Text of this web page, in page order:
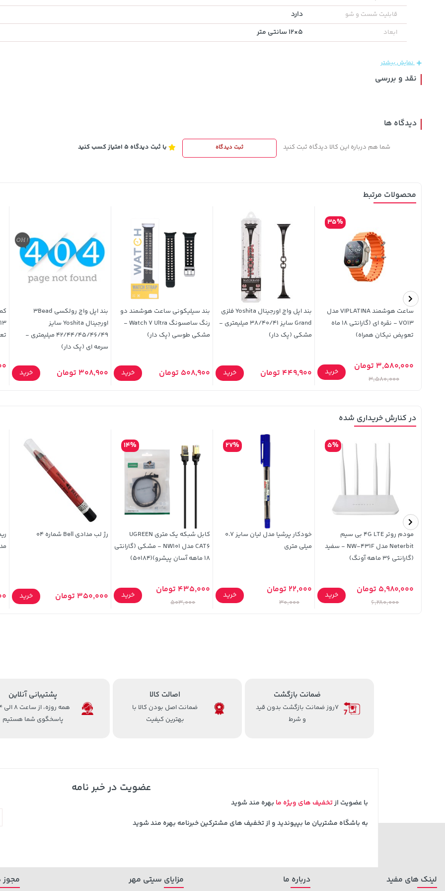
141,000
165,900
2,179,000
خرید
219,900
تومان
2,275,000
قابلیت شست و شو دارد
ابعاد 5×12 سانتی متر
نمایش بیشتر
نقد و بررسی
دیدگاه ها
شما هم درباره این کالا دیدگاه ثبت کنید ثبت دیدگاه با ثبت دیدگاه 5 امتیاز کسب کنید
محصولات مرتبط
ساعت هوشمند VIPLATINA مدل
VO13 - نقره ای (گارانتی 18 ماه
تعویض نیکان همراه)
35%
3,580,000 تومان
3,580,000
خرید
بند اپل واچ اورجینال Yoshita فلزی
Grand سایز 38/40/41 میلیمتری -
مشکی (پک دار)
449,900 تومان خرید
بند سیلیکونی ساعت هوشمند دو
رنگ سامسونگ Watch 7 Ultra -
مشکی طوسی (پک دار)
508,900 تومان خرید
بند اپل واچ رولکسی 3Bead
اورجینال Yoshita سایز
42/44/45/46/49 میلیمتری -
سرمه ای (پک دار)
308,900 تومان خرید
در کنارش خریداری شده
مودم روتر 4G LTE بی سیم
Neterbit مدل NW-431F - سفید
(گارانتی 36 ماهه آونگ)
5%
5,980,000 تومان
6,280,000
خرید
خودکار پرشیا مدل لیان سایز 0.7
میلی متری
27%
22,000 تومان
30,000
خرید
کابل شبکه یک متری UGREEN
CAT6 مدل NW101 - مشکی (گارانتی
18 ماهه آسان پیشرو)(50184)
14%
435,000 تومان
503,000
خرید
رژ لب مدادی Bell شماره 04
350,000 تومان خرید
ضمانت بازگشت
7روز ضمانت بازگشت بدون قید
و شرط
اصالت کالا
ضمانت اصل بودن کالا با
بهترین کیفیت
پشتیبانی آنلاین
همه
پاسخگوی شما هستیم
عضویت در خبر نامه
با عضویت ازتخفیف های ویژه ما بهره مند شوید
به باشگاه مشتریان ما بپیوندید و از تخفیف های مشترکین خبرنامه بهره مند شوید
لینک های مفید درباره ما مزایای سیتی مهر مجوز